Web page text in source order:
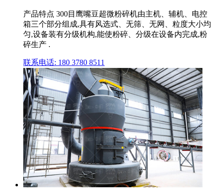
产品特点 300目鹰嘴豆超微粉碎机由主机、辅机、电控
箱三个部分组成,具有风选式、无筛、无网、粒度大小均
匀,设备装有分级机构,能使粉碎、分级在设备内完成,粉
碎生产 .
联系电话: 180 3780 8511